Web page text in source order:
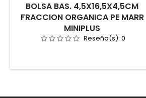
BOLSA BAS. 4,5X16,5X4,5CM
FRACCION ORGANICA PE MARR
MINIPLUS
Reseña(s): 0